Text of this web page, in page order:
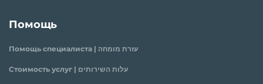
Помощь
Помощь специалиста | עזרת מומחה
Стоимость услуг | עלות השירותים